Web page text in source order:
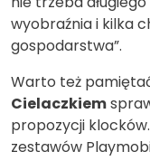
wyobraźnia i kilka
gospodarstwa”.
Warto też
Cielaczkiem
propozycji
zestawów